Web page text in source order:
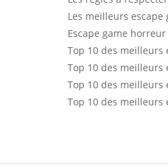
Les meilleurs escape
Escape game
Top 10 des meilleurs
Top 10 des meilleurs
Top 10 des meilleurs
Top 10 des meilleurs